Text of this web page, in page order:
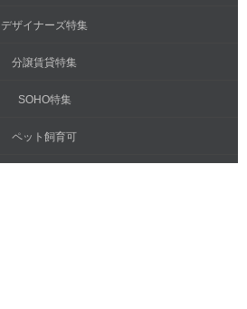
デザイナーズ特集
分譲賃貸特集
SOHO特集
ペット飼育可